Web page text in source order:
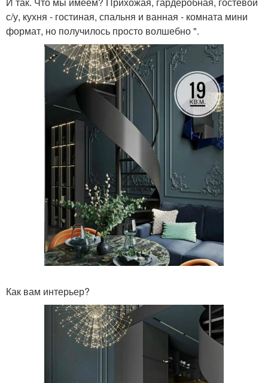
с/у, кухня - гостиная, спальня и ванная - комната мини
формат, но получилось просто волшебно ".
Как вам интерьер?